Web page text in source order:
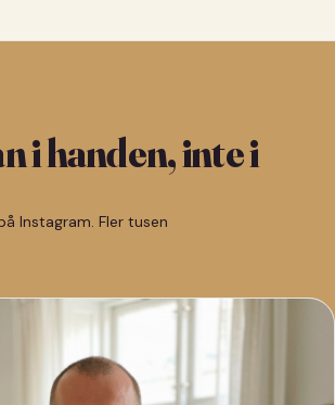
i handen, inte i
Instagram. Fler tusen